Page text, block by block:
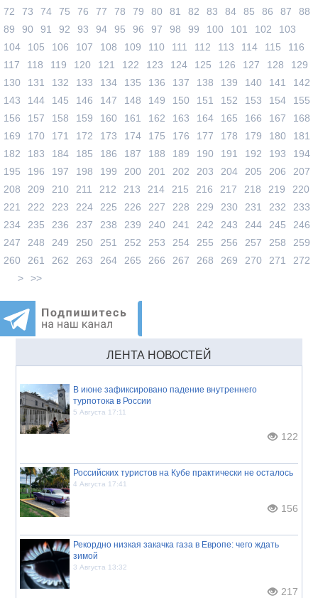
72
73 74 75 76 77 78 79 80 81 82 83 84 85 86 87
88
89
90 91 92 93 94 95 96 97 98 99 100 101 102
103
104
105 106 107 108 109 110 111 112 113 114 115
116
117
118 119 120 121 122 123 124 125 126 127 128
129
130
131 132 133 134 135 136 137 138 139 140 141
142
143
144 145 146 147 148 149 150 151 152 153 154
155
156
157 158 159 160 161 162 163 164 165 166 167
168
169
170 171 172 173 174 175 176 177 178 179 180
181
182
183 184 185 186 187 188 189 190 191 192 193
194
195
196 197 198 199 200 201 202 203 204 205 206
207
208
209 210 211 212 213 214 215 216 217 218 219
220
221
222 223 224 225 226 227 228 229 230 231 232
233
234
235 236 237 238 239 240 241 242 243 244 245
246
247
248 249 250 251 252 253 254 255 256 257 258
259
260
261 262 263 264 265 266 267 268 269 270 271
272
>
>>
ЛЕНТА НОВОСТЕЙ
В июне зафиксировано падение внутреннего
турпотока в России
5 Августа 17:11
122
Российских туристов на Кубе практически не осталось
4 Августа 17:41
156
Рекордно низкая закачка газа в Европе: чего ждать
зимой
3 Августа 13:32
217